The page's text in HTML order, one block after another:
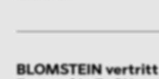
BLOMSTEIN vertritt